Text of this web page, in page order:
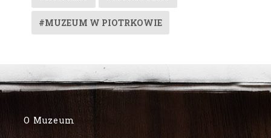
#MUZEUM W PIOTRKOWIE
O Muzeum